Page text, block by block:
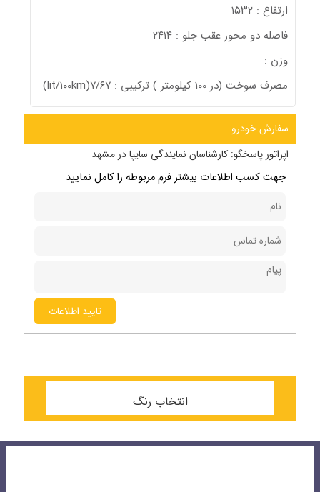
ارتفاع : ۱۵۳۲
فاصله دو محور عقب جلو : ۲۴۱۴
وزن :
مصرف سوخت (در 100 كيلومتر ) ترکیبی : ۷/۶۷(lit/۱۰۰km)
سفارش خودرو
اپراتور پاسخگو: کارشناسان نمایندگی سایپا در مشهد
جهت کسب اطلاعات بیشتر فرم مربوطه را کامل نمایید
تایید اطلاعات
انتخاب رنگ